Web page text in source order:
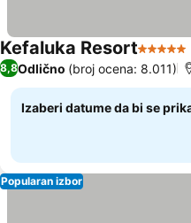
Kefaluka Resort5
8,8Odlično (broj ocena: 8.011)
Izaberi datume da bi se
Popularan izbor